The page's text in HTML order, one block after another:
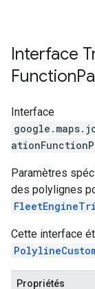
Interface
Function
Interface
Paramètres
des polylignes
Cette interface
Propriétés